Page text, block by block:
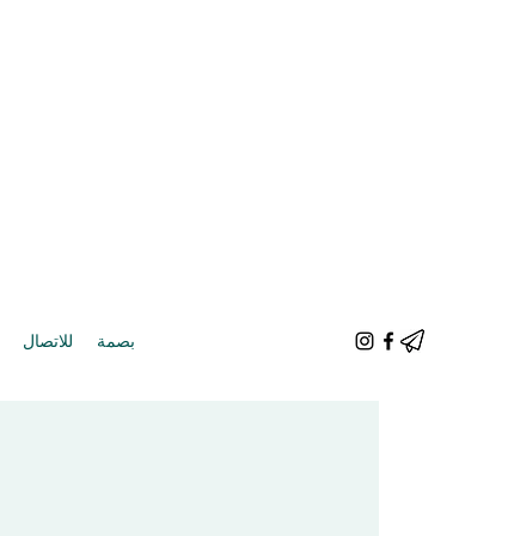
للاتصال بصمة